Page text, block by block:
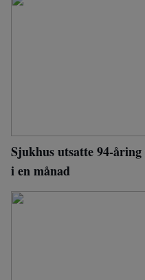
Sjukhus utsatte 94-
i en månad